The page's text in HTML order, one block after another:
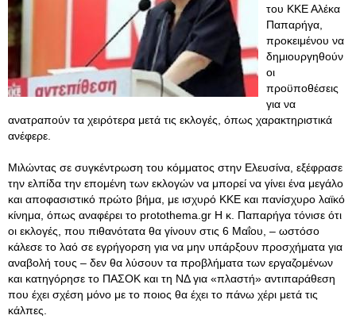
του ΚΚΕ Αλέκα
Παπαρήγα,
προκειμένου να
δημιουργηθούν
οι
προϋποθέσεις
για να
ανατραπούν τα χειρότερα μετά τις εκλογές, όπως χαρακτηριστικά
ανέφερε.
Μιλώντας σε συγκέντρωση του κόμματος στην Ελευσίνα, εξέφρασε
την ελπίδα την επομένη των εκλογών να μπορεί να γίνει ένα μεγάλο
και αποφασιστικό πρώτο βήμα, με ισχυρό ΚΚΕ και πανίσχυρο λαϊκό
κίνημα, όπως αναφέρει το protothema.gr Η κ. Παπαρήγα τόνισε ότι
οι εκλογές, που πιθανότατα θα γίνουν στις 6 Μαΐου, – ωστόσο
κάλεσε το λαό σε εγρήγορση για να μην υπάρξουν προσχήματα για
αναβολή τους – δεν θα λύσουν τα προβλήματα των εργαζομένων
και κατηγόρησε το ΠΑΣΟΚ και τη ΝΔ για «πλαστή» αντιπαράθεση
που έχει σχέση μόνο με το ποιος θα έχει το πάνω χέρι μετά τις
κάλπες.